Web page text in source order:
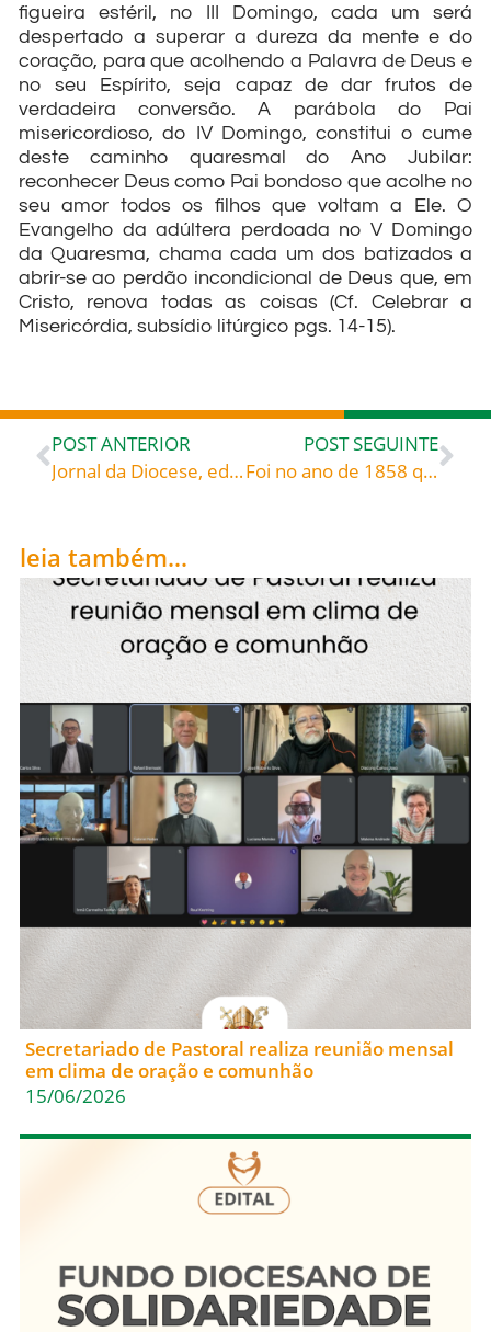
figueira estéril, no III Domingo, cada um será
despertado a superar a dureza da mente e do
coração, para que acolhendo a Palavra de Deus e
no seu Espírito, seja capaz de dar frutos de
verdadeira conversão. A parábola do Pai
misericordioso, do IV Domingo, constitui o cume
deste caminho quaresmal do Ano Jubilar:
reconhecer Deus como Pai bondoso que acolhe no
seu amor todos os filhos que voltam a Ele. O
Evangelho da adúltera perdoada no V Domingo
da Quaresma, chama cada um dos batizados a
abrir-se ao perdão incondicional de Deus que, em
Cristo, renova todas as coisas (Cf. Celebrar a
Misericórdia, subsídio litúrgico pgs. 14-15).
POST ANTERIOR
Jornal da Diocese, edição de Fevereiro de 2016
POST SEGUINTE
Foi no ano de 1858 que a Virgem Santíssima apareceu, nas cercanias de Lourdes, França: Nossa Senhora de Lourdes, celebrada hoje, roga por todos nós!
leia também...
Secretariado de Pastoral realiza reunião mensal
em clima de oração e comunhão
15/06/2026